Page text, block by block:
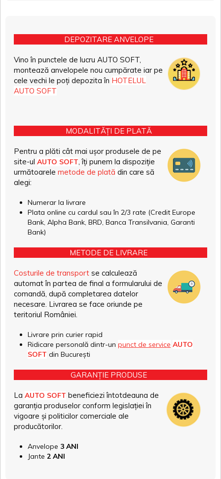
DEPOZITARE ANVELOPE
Vino în punctele de lucru AUTO SOFT,
montează anvelopele nou cumpărate iar pe
cele vechi le poți depozita în HOTELUL
AUTO SOFT
MODALITĂȚI DE PLATĂ
Pentru a plăti cât mai ușor produsele de pe
site-ul AUTO SOFT, îți punem la dispoziție
următoarele metode de plată din care să
alegi:
Numerar la livrare
Plata online cu cardul sau în 2/3 rate (Credit Europe
Bank, Alpha Bank, BRD, Banca Transilvania, Garanti
Bank)
METODE DE LIVRARE
Costurile de transport se calculează
automat în partea de final a formularului de
comandă, după completarea datelor
necesare. Livrarea se face oriunde pe
teritoriul României.
Livrare prin curier rapid
Ridicare personală dintr-un punct de service AUTO
SOFT din București
GARANȚIE PRODUSE
La AUTO SOFT beneficiezi întotdeauna de
garanția produselor conform legislației în
vigoare și politicilor comerciale ale
producătorilor.
Anvelope 3 ANI
Jante 2 ANI